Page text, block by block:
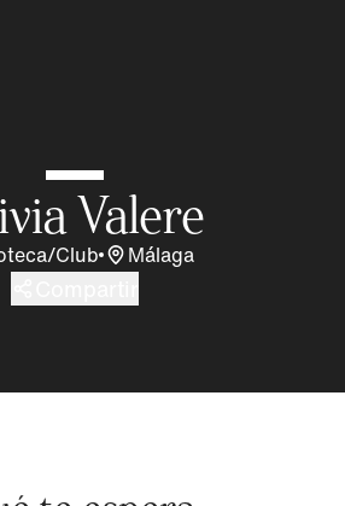
Valere
Club Málaga